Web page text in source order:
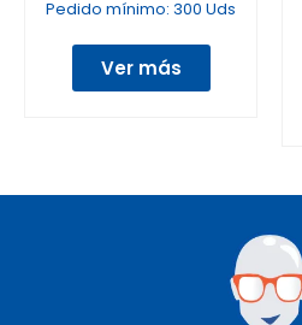
Pedido mínimo: 300 Uds
Ver más